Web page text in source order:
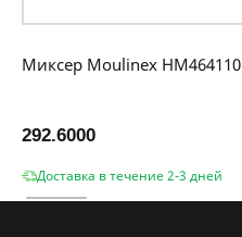
Миксер Moulinex HM464110
292.6000
Доставка в течение 2-3 дней